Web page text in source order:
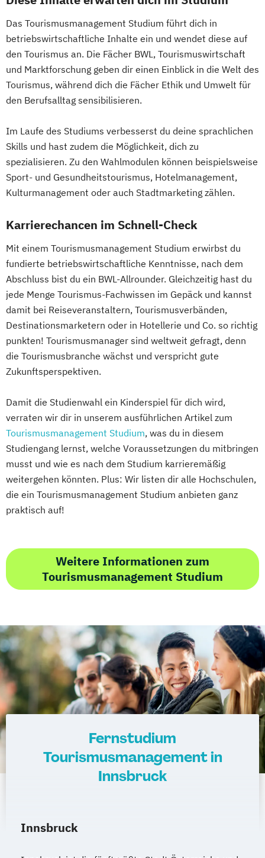
Das Tourismusmanagement Studium führt dich in
betriebswirtschaftliche Inhalte ein und wendet diese auf
den Tourismus an. Die Fächer BWL, Tourismuswirtschaft
und Marktforschung geben dir einen Einblick in die Welt des
Tourismus, während dich die Fächer Ethik und Umwelt für
den Berufsalltag sensibilisieren.
Im Laufe des Studiums verbesserst du deine sprachlichen
Skills und hast zudem die Möglichkeit, dich zu
spezialisieren. Zu den Wahlmodulen können beispielsweise
Sport- und Gesundheitstourismus, Hotelmanagement,
Kulturmanagement oder auch Stadtmarketing zählen.
Karrierechancen im Schnell-Check
Mit einem Tourismusmanagement Studium erwirbst du
fundierte betriebswirtschaftliche Kenntnisse, nach dem
Abschluss bist du ein BWL-Allrounder. Gleichzeitig hast du
jede Menge Tourismus-Fachwissen im Gepäck und kannst
damit bei Reiseveranstaltern, Tourismusverbänden,
Destinationsmarketern oder in Hotellerie und Co. so richtig
punkten! Tourismusmanager sind weltweit gefragt, denn
die Tourismusbranche wächst und verspricht gute
Zukunftsperspektiven.
Damit die Studienwahl ein Kinderspiel für dich wird,
verraten wir dir in unserem ausführlichen Artikel zum
Tourismusmanagement Studium, was du in diesem
Studiengang lernst, welche Voraussetzungen du mitbringen
musst und wie es nach dem Studium karrieremäßig
weitergehen könnten. Plus: Wir listen dir alle Hochschulen,
die ein Tourismusmanagement Studium anbieten ganz
praktisch auf!
Weitere Informationen zum
Tourismusmanagement Studium
Fernstudium
Tourismusmanagement in
Innsbruck
Innsbruck